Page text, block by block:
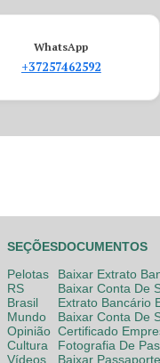
WhatsApp
+37257462592
SEÇÕES
Pelotas
RS
Brasil
Mundo
Opinião
Cultura
Vídeos
DOCUMENTOS
Baixar Extrato
Baixar Conta De
Extrato Bancário
Baixar Conta De
Certificado
Fotografia De
Baixar